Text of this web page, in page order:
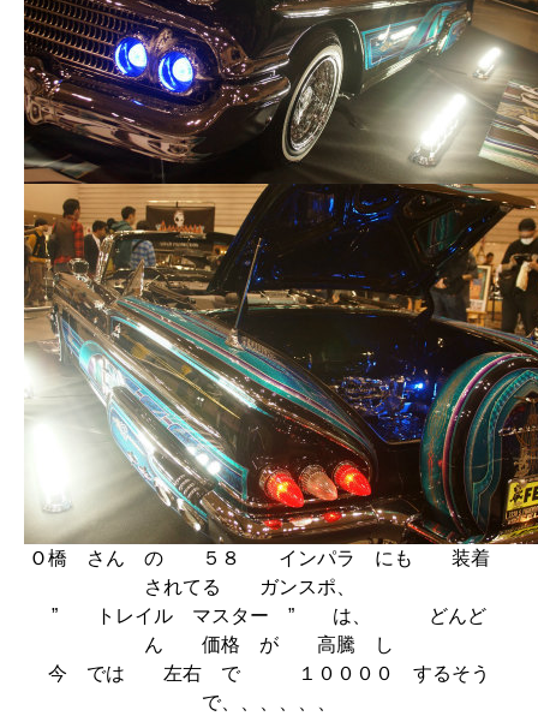
Ｏ橋 さん の ５８ インパラ にも 装着
されてる ガンスポ、
” トレイル マスター ” は、 どんど
ん 価格 が 高騰 し
今 では 左右 で １００００ するそう
で、、、、、、